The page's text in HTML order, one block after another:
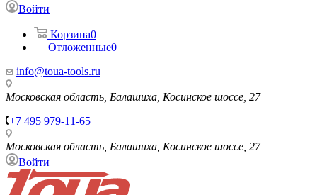
Войти
Корзина0
Отложенные0
info@toua-tools.ru
Московская область, Балашиха, Косинское шоссе, 27
+7 495 979-11-65
Московская область, Балашиха, Косинское шоссе, 27
Войти